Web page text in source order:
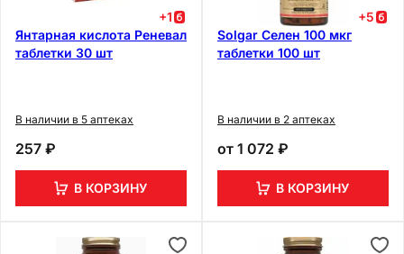
+1
Янтарная кислота Реневал
таблетки 30 шт
В наличии в 5 аптеках
257 ₽
В КОРЗИНУ
+5
Solgar Селен 100 мкг
таблетки 100 шт
В наличии в 2 аптеках
от 1 072 ₽
В КОРЗИНУ